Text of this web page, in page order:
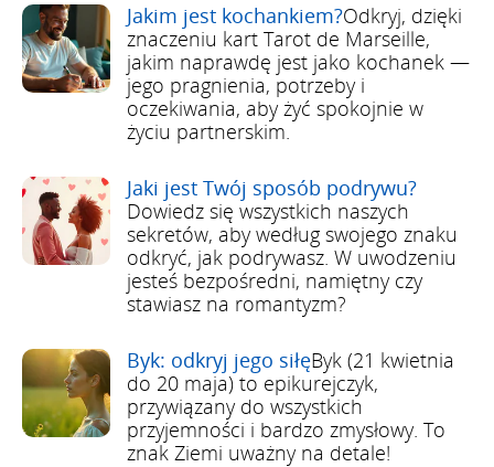
Jakim jest kochankiem?Odkryj, dzięki
znaczeniu kart Tarot de Marseille,
jakim naprawdę jest jako kochanek —
jego pragnienia, potrzeby i
oczekiwania, aby żyć spokojnie w
życiu partnerskim.
Jaki jest Twój sposób podrywu?
Dowiedz się wszystkich naszych
sekretów, aby według swojego znaku
odkryć, jak podrywasz. W uwodzeniu
jesteś bezpośredni, namiętny czy
stawiasz na romantyzm?
Byk: odkryj jego siłęByk (21 kwietnia
do 20 maja) to epikurejczyk,
przywiązany do wszystkich
przyjemności i bardzo zmysłowy. To
znak Ziemi uważny na detale!